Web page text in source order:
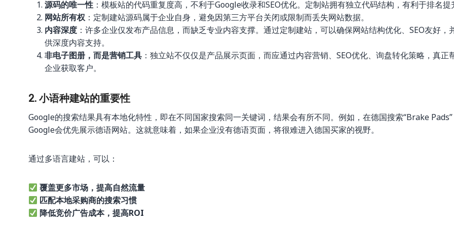
源码的唯一性 ：模板站的代码重复度高，不利于Google收录和SEO优化。定制站拥有独立代码结构，有利于排名提
网站所有权 ：定制建站源码属于企业自身，避免因第三方平台关闭或限制而丢失网站数据。
内容深度 ：许多企业仅发布产品信息，而缺乏专业内容支撑。通过定制建站，可以确保网站结构优化、SEO友好，
供深度内容支持。
非电子图册，而是营销工具 ：独立站不仅仅是产品展示页面，而应通过内容营销、SEO优化、询盘转化策略，真正
企业获取客户。
2. 小语种建站的重要性
Google的搜索结果具有本地化特性，即在不同国家搜索同一关键词，结果会有所不同。例如，在德国搜索“Brake Pads”
Google会优先展示德语网站。这就意味着，如果企业没有德语页面，将很难进入德国买家的视野。
通过多语言建站，可以：
覆盖更多市场，提高自然流量
匹配本地采购商的搜索习惯
降低竞价广告成本，提高ROI